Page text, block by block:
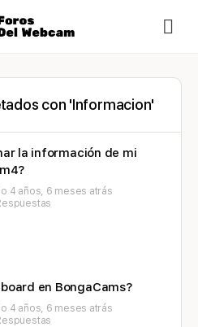
con 'Informacion'
la información de mi
4 años, 6 meses atrás
en BongaCams?
4 años, 6 meses atrás